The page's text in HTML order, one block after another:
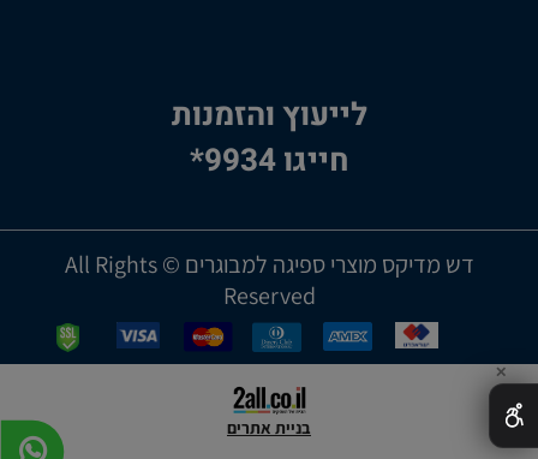
לייעוץ והזמנות
חייגו 9934*
דש מדיקס מוצרי ספיגה למבוגרים © All Rights
Reserved
בניית אתרים
✕